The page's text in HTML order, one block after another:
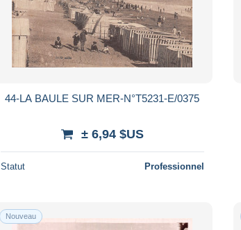
44-LA BAULE SUR MER-N°T5231-E/0375
± 6,94 $US
Statut Professionnel
Nouveau